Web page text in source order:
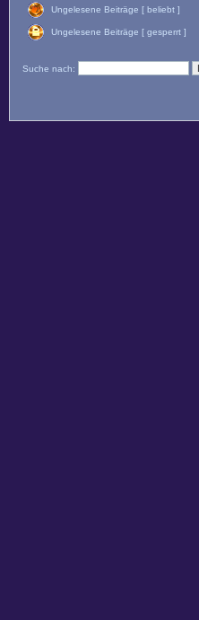
Ungelesene Beiträge [ beliebt ]
Ungelesene Beiträge [ gesperrt ]
Suche nach: